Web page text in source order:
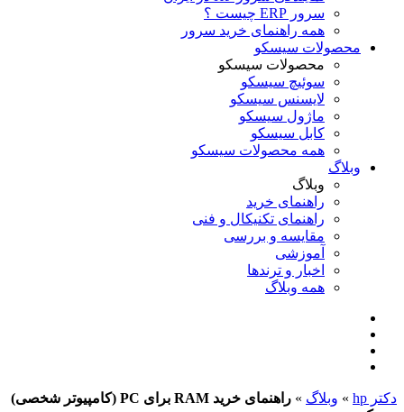
سرور ERP چیست ؟
همه راهنمای خرید سرور
محصولات سیسکو
محصولات سیسکو
سوئیچ سیسکو
لایسنس سیسکو
ماژول سیسکو
کابل سیسکو
همه محصولات سیسکو
وبلاگ
وبلاگ
راهنمای خرید
راهنمای تکنیکال و فنی
مقایسه و بررسی
آموزشی
اخبار و ترندها
همه وبلاگ
دکتر hp » وبلاگ »
راهنمای خرید RAM برای PC (کامپیوتر شخصی)